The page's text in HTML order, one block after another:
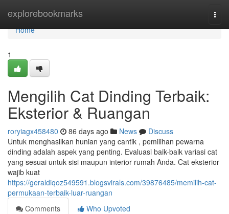
explorebookmarks
Home
Home
1
Mengilih Cat Dinding Terbaik:
Eksterior & Ruangan
roryiagx458480 86 days ago News
Discuss
Untuk menghasilkan hunian yang cantik , pemilihan pewarna
dinding adalah aspek yang penting. Evaluasi baik-baik variasi cat
yang sesuai untuk sisi maupun interior rumah Anda. Cat eksterior
wajib kuat
https://geraldiqoz549591.blogsvirals.com/39876485/memilih-cat-
permukaan-terbaik-luar-ruangan
Comments
Who Upvoted